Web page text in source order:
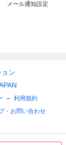
メール通知設定
ン
利用規約
・お問い合わせ